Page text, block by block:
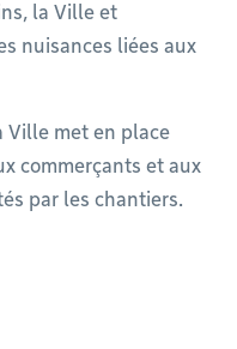
la Ville et
nuisances liées aux
Ville met en place
commerçants et aux
par les chantiers.